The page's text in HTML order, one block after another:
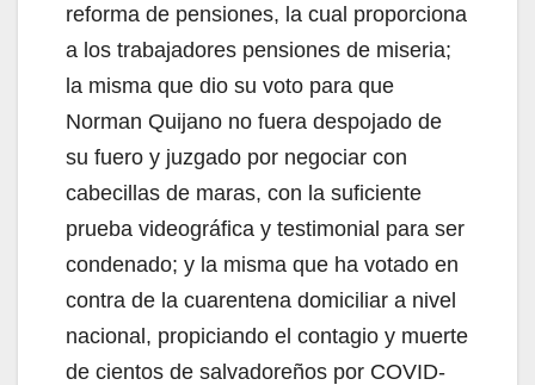
reforma de pensiones, la cual proporciona
a los trabajadores pensiones de miseria;
la misma que dio su voto para que
Norman Quijano no fuera despojado de
su fuero y juzgado por negociar con
cabecillas de maras, con la suficiente
prueba videográfica y testimonial para ser
condenado; y la misma que ha votado en
contra de la cuarentena domiciliar a nivel
nacional, propiciando el contagio y muerte
de cientos de salvadoreños por COVID-